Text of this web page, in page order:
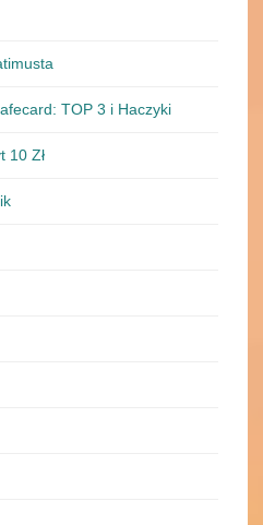
TOP 3 i Haczyki
10 Zł